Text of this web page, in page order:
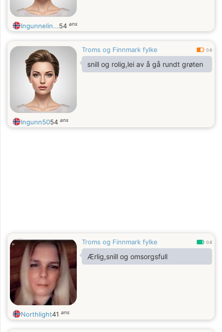
Ingunnelin...54 ans
Troms og Finnmark fylke 0.6
snill og rolig,lei av å gå rundt grøten
Ingunn5054 ans
Troms og Finnmark fylke 0.8
Ærlig,snill og omsorgsfull
Northlight41 ans